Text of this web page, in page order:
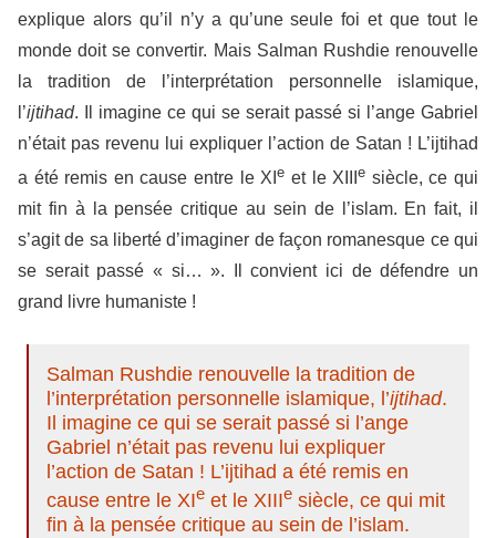
explique alors qu’il n’y a qu’une seule foi et que tout le
monde doit se convertir. Mais Salman Rushdie renouvelle
la tradition de l’interprétation personnelle islamique,
l’ijtihad. Il imagine ce qui se serait passé si l’ange Gabriel
n’était pas revenu lui expliquer l’action de Satan ! L’ijtihad
a été remis en cause entre le XIe et le XIIIe siècle, ce qui
mit fin à la pensée critique au sein de l’islam. En fait, il
s’agit de sa liberté d’imaginer de façon romanesque ce qui
se serait passé « si… ». Il convient ici de défendre un
grand livre humaniste !
Salman Rushdie renouvelle la tradition de
l’interprétation personnelle islamique, l’ijtihad.
Il imagine ce qui se serait passé si l’ange
Gabriel n’était pas revenu lui expliquer
l’action de Satan ! L’ijtihad a été remis en
cause entre le XIe et le XIIIe siècle, ce qui mit
fin à la pensée critique au sein de l’islam.